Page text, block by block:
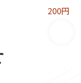
200円